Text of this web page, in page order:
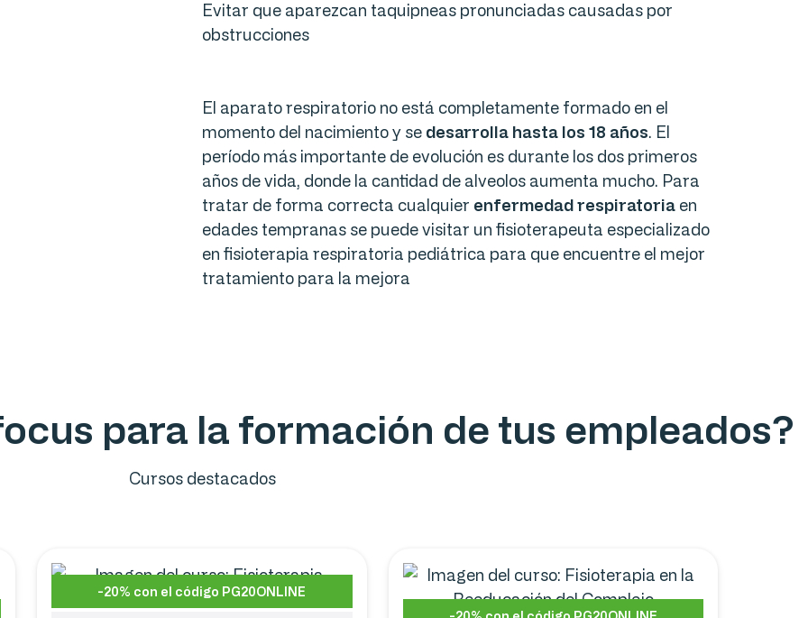
Evitar que aparezcan taquipneas pronunciadas causadas por
obstrucciones
El aparato respiratorio no está completamente formado en el
momento del nacimiento y se desarrolla hasta los 18 años. El
período más importante de evolución es durante los dos primeros
años de vida, donde la cantidad de alveolos aumenta mucho. Para
tratar de forma correcta cualquier enfermedad respiratoria en
edades tempranas se puede visitar un fisioterapeuta especializado
en fisioterapia respiratoria pediátrica para que encuentre el mejor
tratamiento para la mejora
para la formación de tus empleados?
Cursos destacados
-20% con el código PG20ONLINE